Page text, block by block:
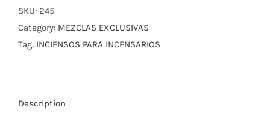
SKU: 245
Category: MEZCLAS EXCLUSIVAS
Tag: INCIENSOS PARA INCENSARIOS
Description